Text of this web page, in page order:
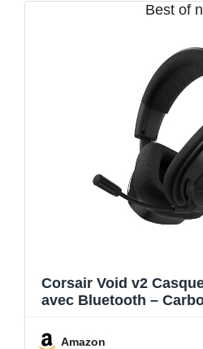
Best of
Corsair Void v2
avec Bluetooth –
Amazon